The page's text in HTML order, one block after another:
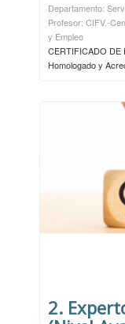
Departamento:
Profesor: CIFV.-
y Empleo
CERTIFICADO DE
Homologado y
2.